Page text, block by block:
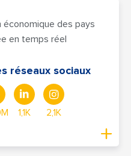
économique des pays
en temps réel
réseaux sociaux
1,1K 2,1K